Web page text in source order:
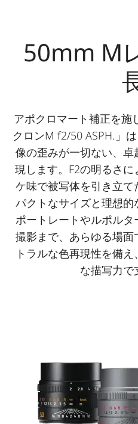
50mm M
アポクロマート補正を施
クロンM f2/50 ASPH.」
像の歪みが一切ない、
現します。F2の明るさ
ケ味で被写体を引き立
パクトなサイズと理想的
ポートレートやルポル
撮影まで、あらゆる場
トラルな色再現性を備
な描写力で